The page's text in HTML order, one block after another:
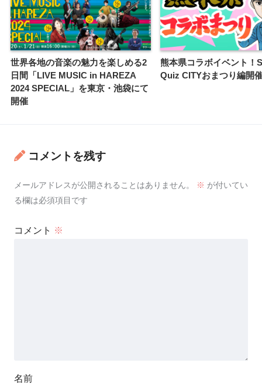
世界各地の音楽の魅力を楽しめる2
日間「LIVE MUSIC in HAREZA
2024 SPECIAL」を東京・池袋にて
開催
熊本県コラボイベント！
Quiz CITYおまつり編開
コメントを残す
メールアドレスが公開されることはありません。 ※ が付いてい
る欄は必須項目です
コメント ※
名前